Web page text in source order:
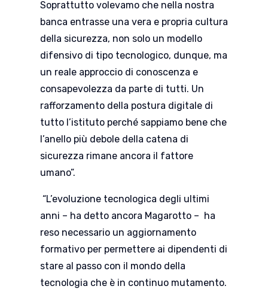
Soprattutto volevamo che nella nostra
banca entrasse una vera e propria cultura
della sicurezza, non solo un modello
difensivo di tipo tecnologico, dunque, ma
un reale approccio di conoscenza e
consapevolezza da parte di tutti. Un
rafforzamento della postura digitale di
tutto l’istituto perché sappiamo bene che
l’anello più debole della catena di
sicurezza rimane ancora il fattore
umano”.
“L’evoluzione tecnologica degli ultimi
anni – ha detto ancora Magarotto – ha
reso necessario un aggiornamento
formativo per permettere ai dipendenti di
stare al passo con il mondo della
tecnologia che è in continuo mutamento.